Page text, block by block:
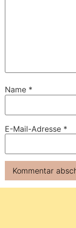
Name *
E-Mail-Adresse *